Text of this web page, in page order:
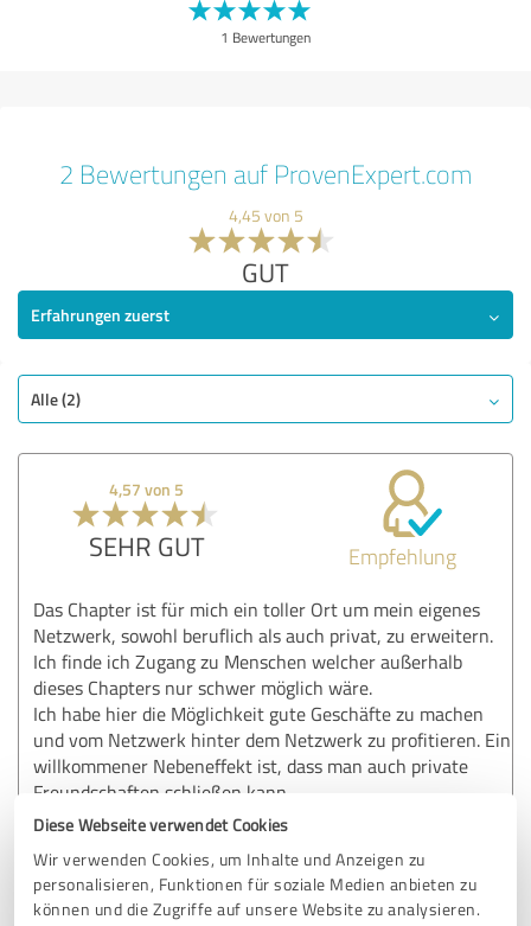
Diese Webseite verwendet Cookies
Wir verwenden Cookies, um Inhalte und Anzeigen zu
personalisieren, Funktionen für soziale Medien anbieten zu
können und die Zugriffe auf unsere Website zu analysieren.
1 Bewertungen
2 Bewertungen auf ProvenExpert.com
4,45 von 5
GUT
Erfahrungen zuerst
Alle (2)
4,57 von 5
SEHR GUT Empfehlung
Das Chapter ist für mich ein toller Ort um mein eigenes
Netzwerk, sowohl beruflich als auch privat, zu erweitern.
Ich finde ich Zugang zu Menschen welcher außerhalb
dieses Chapters nur schwer möglich wäre.
Ich habe hier die Möglichkeit gute Geschäfte zu machen
und vom Netzwerk hinter dem Netzwerk zu profitieren. Ein
willkommener Nebeneffekt ist, dass man auch private
Freundschaften schließen kann.
Mir gefällt sehr der angenehme und sympathische Umgang